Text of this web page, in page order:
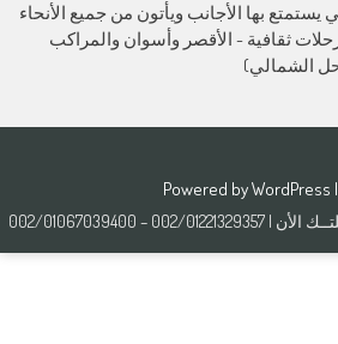
يستمتع بها الأجانب ويأتون من جميع الأنحاء
ثقافية - الأقصر وأسوان والمراكب
الشمالي)
Powered byWordPress
– 002/01067039400